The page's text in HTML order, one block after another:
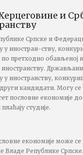
и
Српске и
у иностран-ству,
по претходно
иностранству.
иностранству,
кандидати. Могу се
пословне економије
студије.
економије може се
Владе Републике